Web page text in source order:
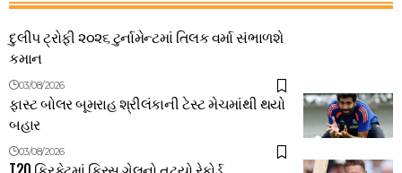
દુલીપ ટ્રોફી ૨૦૨૬ ટુર્નામેન્ટમાં તિલક વર્મા સંભાળશે
કમાન
03/08/2026
ફાસ્ટ બોલર બૂમરાહ શ્રીલંકાની ટેસ્ટ મેચમાંથી થયો
બહાર
03/08/2026